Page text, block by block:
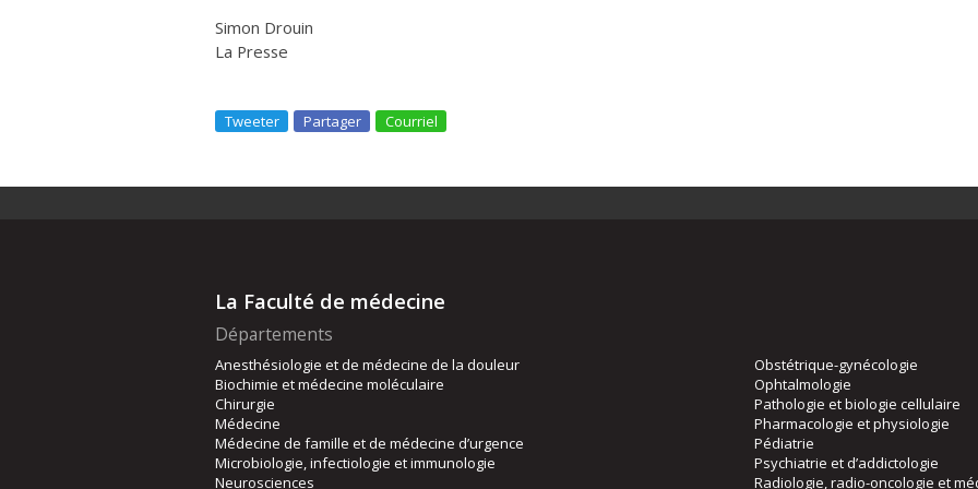
Simon Drouin
La Presse
Tweeter Partager Courriel
La Faculté de médecine
Départements
Anesthésiologie et de médecine de la douleur
Biochimie et médecine moléculaire
Chirurgie
Médecine
Médecine de famille et de médecine d’urgence
Microbiologie, infectiologie et immunologie
Neurosciences
Obstétrique-gynécologie
Ophtalmologie
Pathologie et biologie cellulaire
Pharmacologie et physiologie
Pédiatrie
Psychiatrie et d’addictologie
Radiologie, radio-oncologie et